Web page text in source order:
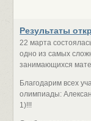
Результаты
22 марта
одно из самых
занимающихся
Благодарим всех
олимпиады:
1)!!!